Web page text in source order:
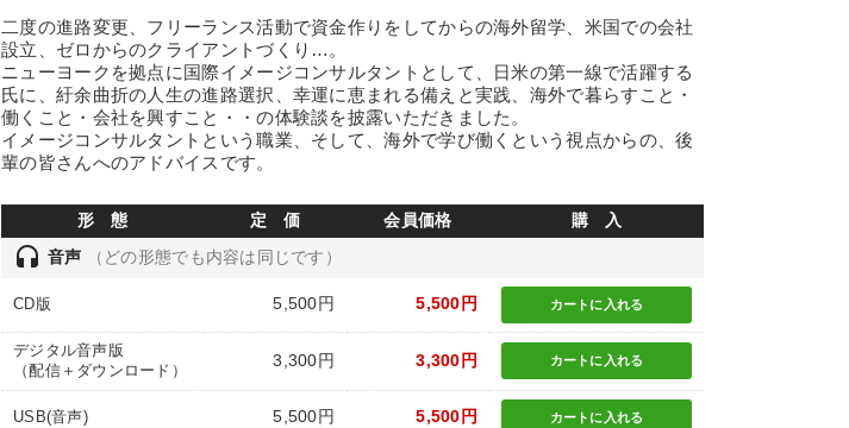
二度の進路変更、フリーランス活動で資金作りをしてからの海外留学、米国での会社
設立、ゼロからのクライアントづくり…。
ニューヨークを拠点に国際イメージコンサルタントとして、日米の第一線で活躍する
氏に、紆余曲折の人生の進路選択、幸運に恵まれる備えと実践、海外で暮らすこと・
働くこと・会社を興すこと・・の体験談を披露いただきました。
イメージコンサルタントという職業、そして、海外で学び働くという視点からの、後
輩の皆さんへのアドバイスです。
形 態 定 価 会員価格 購 入
headset 音声 （どの形態でも内容は同じです）
CD版 5,500円 5,500円 カートに 入れる
デジタル音声版
（配信＋ダウンロード）
3,300円 3,300円 カートに 入れる
USB(音声) 5,500円 5,500円 カートに 入れる